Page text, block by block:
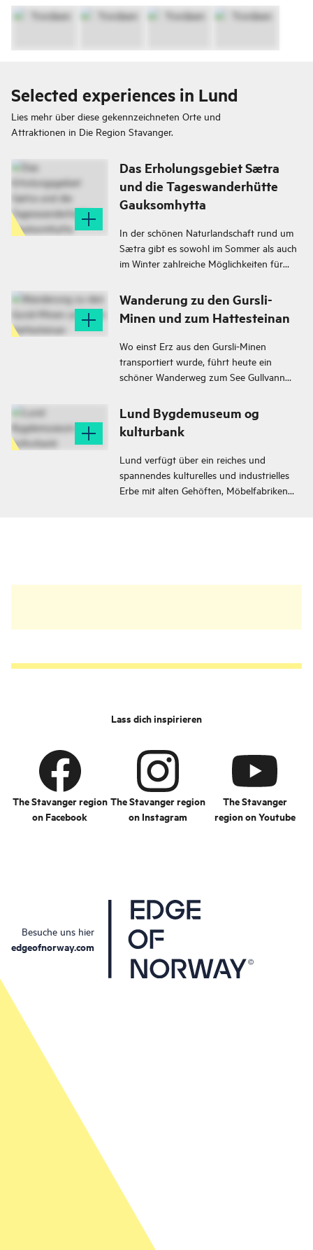
Selected experiences in Lund
Lies mehr über diese gekennzeichneten Orte und
Attraktionen in Die Region Stavanger.
Das Erholungsgebiet Sætra
und die Tageswanderhütte
Gauksomhytta
In der schönen Naturlandschaft rund um
Sætra gibt es sowohl im Sommer als auch
im Winter zahlreiche Möglichkeiten für
eine beleuchtete Langlaufloipe als auch
einen Rodelhang.
Wanderung zu den Gursli-
Minen und zum Hattesteinan
Wo einst Erz aus den Gursli-Minen
transportiert wurde, führt heute ein
schöner Wanderweg zum See Gullvann
Lund Bygdemuseum og
kulturbank
Lund verfügt über ein reiches und
spannendes kulturelles und industrielles
Erbe mit alten Gehöften, Möbelfabriken
Lass dich inspirieren
The Stavanger region
on Facebook
The Stavanger region
on Instagram
The Stavanger
region on Youtube
Besuche uns hier
edgeofnorway.com